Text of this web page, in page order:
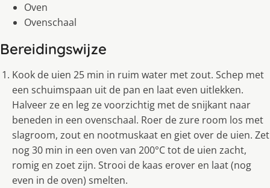
Oven
Ovenschaal
Bereidingswijze
Kook de uien 25 min in ruim water met zout. Schep met
een schuimspaan uit de pan en laat even uitlekken.
Halveer ze en leg ze voorzichtig met de snijkant naar
beneden in een ovenschaal. Roer de zure room los met
slagroom, zout en nootmuskaat en giet over de uien. Zet
nog 30 min in een oven van 200°C tot de uien zacht,
romig en zoet zijn. Strooi de kaas erover en laat (nog
even in de oven) smelten.